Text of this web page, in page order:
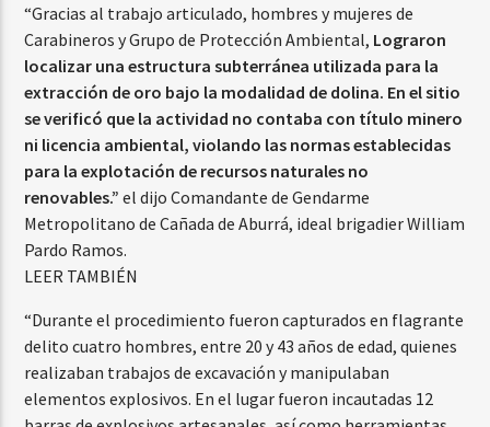
“Gracias al trabajo articulado, hombres y mujeres de
Carabineros y Grupo de Protección Ambiental, Lograron
localizar una estructura subterránea utilizada para la
extracción de oro bajo la modalidad de dolina. En el sitio
se verificó que la actividad no contaba con título minero
ni licencia ambiental, violando las normas establecidas
para la explotación de recursos naturales no
renovables.” el dijo Comandante de Gendarme
Metropolitano de Cañada de Aburrá, ideal brigadier William
Pardo Ramos.
LEER TAMBIÉN
“Durante el procedimiento fueron capturados en flagrante
delito cuatro hombres, entre 20 y 43 años de edad, quienes
realizaban trabajos de excavación y manipulaban
elementos explosivos. En el lugar fueron incautadas 12